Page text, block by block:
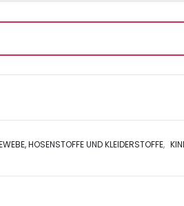
HOSENSTOFFE UND KLEIDERSTOFFE,